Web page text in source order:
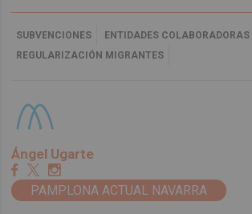
SUBVENCIONES
ENTIDADES COLABORADORAS
REGULARIZACIÓN MIGRANTES
Ángel Ugarte
PAMPLONA ACTUAL NAVARRA